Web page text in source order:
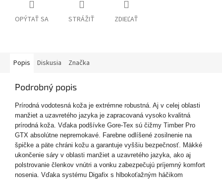
OPÝTAŤ SA STRÁŽIŤ ZDIEĽAŤ
Popis Diskusia Značka
Podrobný popis
Prírodná vodotesná koža je extrémne robustná. Aj v celej oblasti
manžiet a uzavretého jazyka je zapracovaná vysoko kvalitná
prírodná koža. Vďaka podšívke Gore-Tex sú čižmy Timber Pro
GTX absolútne nepremokavé. Farebne odlíšené zosilnenie na
špičke a päte chráni kožu a garantuje vyššiu bezpečnosť. Mäkké
ukončenie sáry v oblasti manžiet a uzavretého jazyka, ako aj
polstrovanie členkov vnútri a vonku zabezpečujú príjemný komfort
nosenia. Vďaka systému Digafix s hlbokoťažným háčikom